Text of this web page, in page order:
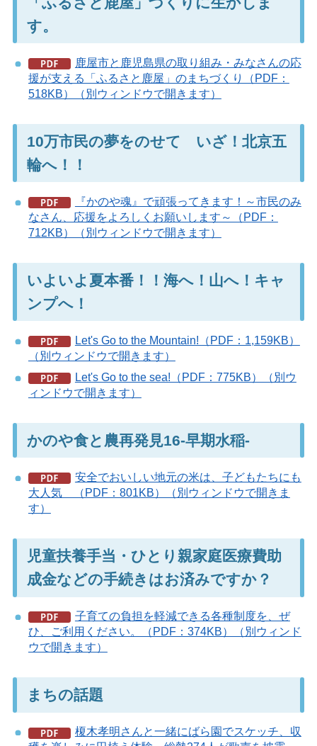
す。
鹿屋市と鹿児島県の取り組み・みなさんの応
援が支える「ふるさと鹿屋」のまちづくり（PDF：
518KB）（別ウィンドウで開きます）
10万市民の夢をのせて いざ！北京五
輪へ！！
『かのや魂』で頑張ってきます！～市民のみ
なさん、応援をよろしくお願いします～（PDF：
712KB）（別ウィンドウで開きます）
いよいよ夏本番！！海へ！山へ！キャ
ンプへ！
Let's Go to the Mountain!（PDF：1,159KB）
（別ウィンドウで開きます）
Let's Go to the sea!（PDF：775KB）（別ウ
ィンドウで開きます）
かのや食と農再発見16-早期水稲-
安全でおいしい地元の米は、子どもたちにも
大人気 （PDF：801KB）（別ウィンドウで開きま
す）
児童扶養手当・ひとり親家庭医療費助
成金などの手続きはお済みですか？
子育ての負担を軽減できる各種制度を、ぜ
ひ、ご利用ください。（PDF：374KB）（別ウィンド
ウで開きます）
まちの話題
榎木孝明さんと一緒にばら園でスケッチ、収